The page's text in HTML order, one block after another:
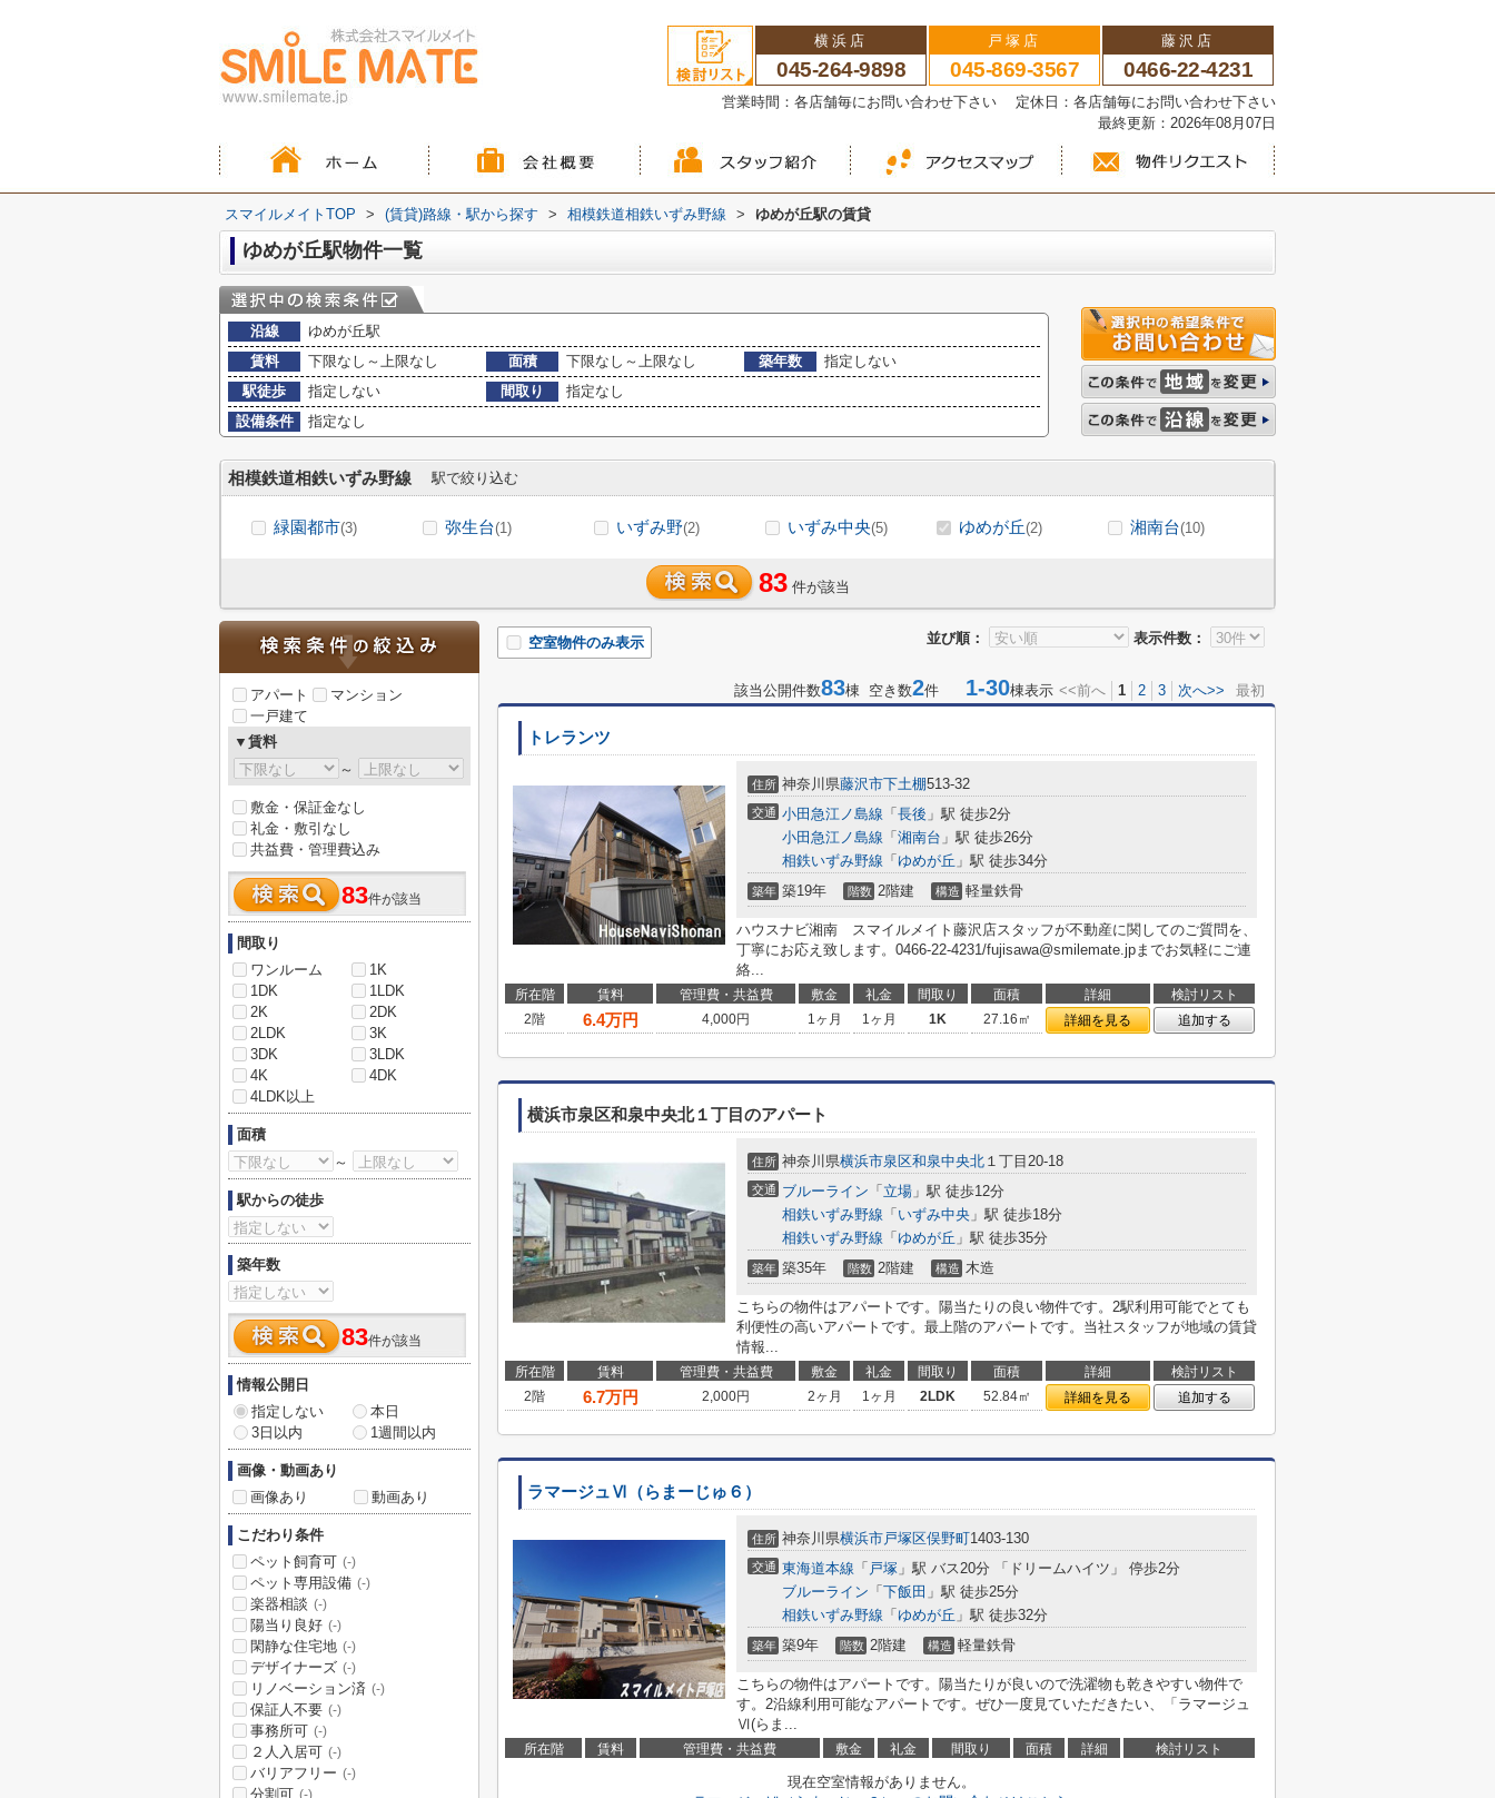
横浜店
045-264-9898
戸塚店
045-869-3567
藤沢店
0466-22-4231
営業時間：各店舗毎にお問い合わせ下さい 定休日：各店舗毎にお問い合わせ下さい
最終更新：2026年08月07日
スマイルメイトTOP > (賃貸)路線・駅から探す > 相模鉄道相鉄いずみ野線 > ゆめが丘駅の賃貸
ゆめが丘駅物件一覧
沿線
ゆめが丘駅
賃料
下限なし～上限なし 面積 下限なし～上限なし 築年数
指定しない
駅徒歩
指定しない 間取り
指定なし
設備条件
指定なし
相模鉄道相鉄いずみ野線 駅で絞り込む
緑園都市(3) 弥生台(1) いずみ野(2) いずみ中央(5) ゆめが丘(2) 湘南台(10)
83 件が該当
並び順： 表示件数：
空室物件のみ表示
該当公開件数83棟 空き数2件 1-30棟表示 <<前へ 1 2 3 次へ>> 最初
トレランツ
住所 神奈川県藤沢市下土棚513-32
交通 小田急江ノ島線 「 長後 」駅 徒歩2分
小田急江ノ島線 「 湘南台 」駅 徒歩26分
相鉄いずみ野線 「 ゆめが丘 」駅 徒歩34分
築年 築19年 階数 2階建 構造 軽量鉄骨
ハウスナビ湘南 スマイルメイト藤沢店スタッフが不動産に関してのご質問を、
丁寧にお応え致します。0466-22-4231/fujisawa@smilemate.jpまでお気軽にご連
絡...
所在階 賃料 管理費・共益費 敷金 礼金 間取り 面積 詳細
検討リスト
2階
6.4万円 4,000円 1ヶ月 1ヶ月 1K 27.16㎡ 詳細を見る 追加する
横浜市泉区和泉中央北１丁目のアパート
住所 神奈川県横浜市泉区和泉中央北 １丁目20-18
交通 ブルーライン 「 立場 」駅 徒歩12分
相鉄いずみ野線 「 いずみ中央 」駅 徒歩18分
相鉄いずみ野線 「 ゆめが丘 」駅 徒歩35分
築年 築35年 階数 2階建 構造 木造
こちらの物件はアパートです。陽当たりの良い物件です。2駅利用可能でとても
利便性の高いアパートです。最上階のアパートです。当社スタッフが地域の賃貸
情報...
所在階 賃料 管理費・共益費 敷金 礼金 間取り 面積 詳細
検討リスト
2階
6.7万円 2,000円 2ヶ月 1ヶ月 2LDK 52.84㎡ 詳細を見る 追加する
ラマージュⅥ（らまーじゅ６）
住所 神奈川県横浜市戸塚区俣野町1403-130
交通 東海道本線 「 戸塚 」駅 バス20分 「ドリームハイツ」 停歩2分
ブルーライン 「 下飯田 」駅 徒歩25分
相鉄いずみ野線 「 ゆめが丘 」駅 徒歩32分
築年 築9年 階数 2階建 構造 軽量鉄骨
こちらの物件はアパートです。陽当たりが良いので洗濯物も乾きやすい物件で
す。2沿線利用可能なアパートです。ぜひ一度見ていただきたい、「ラマージュ
Ⅵ(らま...
所在階 賃料 管理費・共益費 敷金 礼金 間取り 面積 詳細 検討リスト
現在空室情報がありません。
アパート
マンション
一戸建て
▼賃料
～
敷金・保証金なし
礼金・敷引なし
共益費・管理費込み
83件が該当
間取り
ワンルーム
1K
1DK
1LDK
2K
2DK
2LDK
3K
3DK
3LDK
4K
4DK
4LDK以上
面積
～
駅からの徒歩
築年数
83件が該当
情報公開日
指定しない
本日
3日以内
1週間以内
画像・動画あり
画像あり
動画あり
こだわり条件
ペット飼育可 (-)
ペット専用設備 (-)
楽器相談 (-)
陽当り良好 (-)
閑静な住宅地 (-)
デザイナーズ (-)
リノベーション済 (-)
保証人不要 (-)
事務所可 (-)
２人入居可 (-)
バリアフリー (-)
分割可 (-)